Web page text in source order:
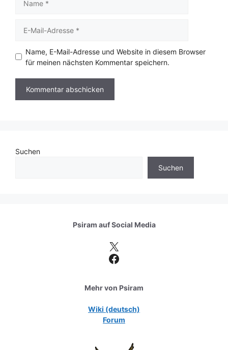
Mail-
Name, E-Mail-Adresse und Website in diesem Browser
für meinen nächsten Kommentar speichern.
Suchen
Suchen
Psiram aufSocial Media
X
Facebook
Mehr von Psiram
Wiki (deutsch)
Forum